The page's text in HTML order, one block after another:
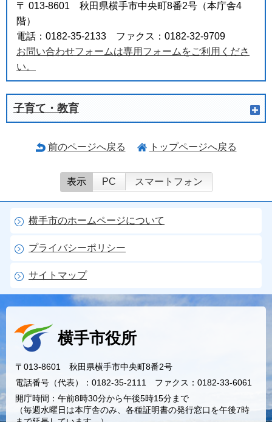
〒 013-8601 秋田県横手市中央町8番2号（本庁舎4
階）
電話：0182-35-2133 ファクス：0182-32-9709
お問い合わせフォームは専用フォームをご利用くださ
い。
子育て・教育
前のページへ戻る トップページへ戻る
表示 PC スマートフォン
横手市のホームページについて
プライバシーポリシー
サイトマップ
横手市役所
〒013-8601 秋田県横手市中央町8番2号
電話番号（代表）：0182-35-2111 ファクス：0182-33-6061
開庁時間：午前8時30分から午後5時15分まで
（毎週水曜日は本庁舎のみ、各種証明書の発行窓口を午後7時